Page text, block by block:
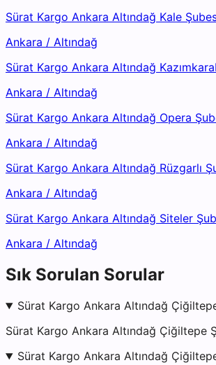
Sürat Kargo Ankara Altındağ Kale
Ankara / Altındağ
Sürat Kargo Ankara Altındağ
Ankara / Altındağ
Sürat Kargo Ankara Altındağ Opera
Ankara / Altındağ
Sürat Kargo Ankara Altındağ Rüzgarlı
Ankara / Altındağ
Sürat Kargo Ankara Altındağ Siteler
Ankara / Altındağ
Sık Sorulan Sorular
Sürat Kargo Ankara Altındağ
Sürat Kargo Ankara Altındağ Çiğiltepe
Sürat Kargo Ankara Altındağ